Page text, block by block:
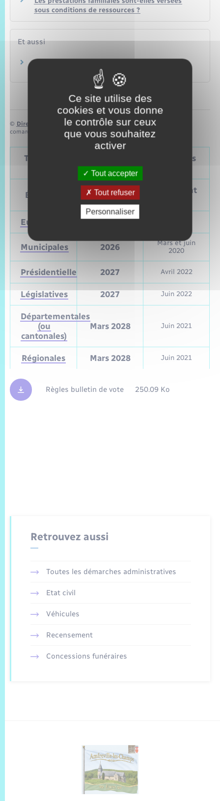
sous conditions de ressources ?
Et aussi
© Direction de l’information légale et administrative
comarquage developpé par baseo.io
Tableau – Dates et périodicité des élections
politiques
Élections
Prochain
vote
Précédent
Européennes 9 juin 2024
Municipales 2026
Mars et juin
2020
Présidentielle 2027 Avril 2022
Législatives 2027 Juin 2022
Départementales
(ou
cantonales)
Mars 2028 Juin 2021
Régionales Mars 2028 Juin 2021
Règles bulletin de vote 250.09 Ko
Retrouvez aussi
Toutes les démarches administratives
Etat civil
Véhicules
Recensement
Concessions funéraires
Ce site utilise des
cookies et vous donne
le contrôle sur ceux
que vous souhaitez
activer
Tout accepter
Tout refuser
Personnaliser